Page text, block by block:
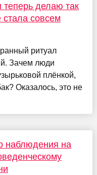
теперь делаю так
стала совсем
ритуал
Зачем люди
плёнкой,
Оказалось, это не
наблюдения на